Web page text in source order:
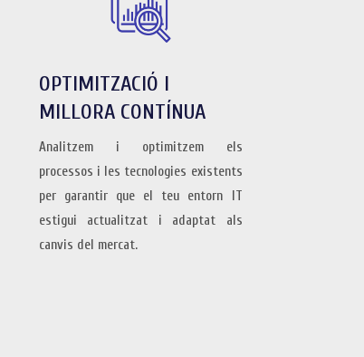
OPTIMITZACIÓ I
MILLORA CONTÍNUA
Analitzem i optimitzem els
processos i les tecnologies existents
per garantir que el teu entorn IT
estigui actualitzat i adaptat als
canvis del mercat.